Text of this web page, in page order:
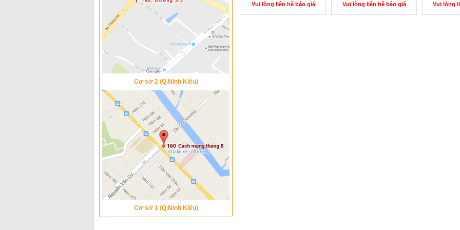
Cơ sở 2 (Q.Ninh Kiều)
Cơ sở 1 (Q.Ninh Kiều)
Vui lòng liên hệ báo giá Vui lòng liên hệ báo giá Vui lòng